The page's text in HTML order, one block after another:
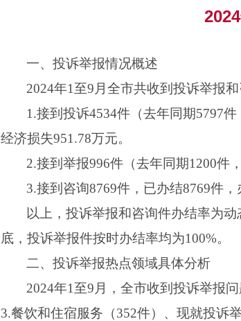
一、投诉举报情况概述
2024年1至9月全市共收到投诉举报
1.接到投诉4534件（去年同期5797
经济损失951.78万元。
2.接到举报996件（去年同期1200件
3.接到咨询8769件，已办结8769件，
以上，投诉举报和咨询件办结率为
底，投诉举报件按时办结率均为100%。
二、投诉举报热点领域具体分析
2024年1至9月，全市收到投诉举报
3.餐饮和住宿服务（352件）、现就投诉